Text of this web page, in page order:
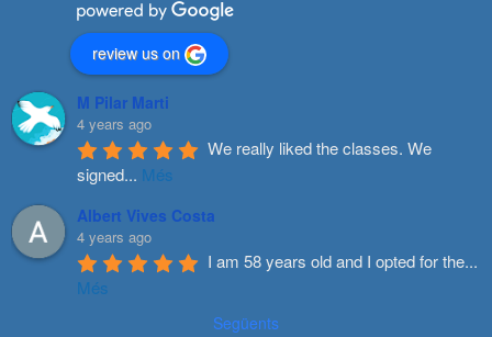
review us on
M Pilar Marti
4 years ago
We really liked the classes. We
signed... Més
Albert Vives Costa
4 years ago
I am 58 years old and I opted for the...
Més
Següents